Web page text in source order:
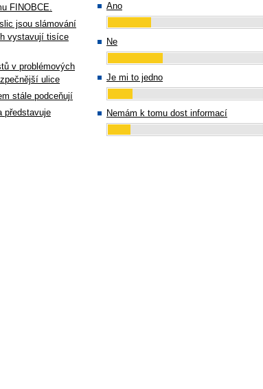
FINOBCE.
jsou slámování
vystavují tisíce
v problémových
ulice
stále podceňují
představuje
Ano
Ne
Je mi to jedno
Nemám k tomu dost informací